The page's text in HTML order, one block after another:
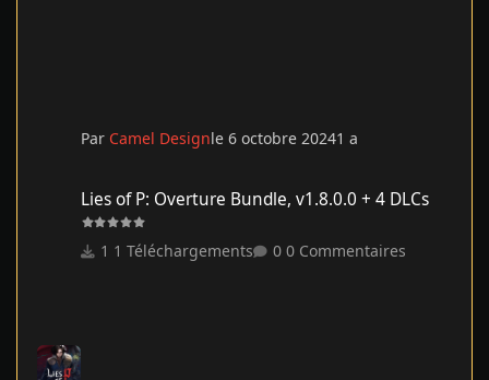
Par Camel Designle 6 octobre 20241 a
Lies of P: Overture Bundle, v1.8.0.0 + 4 DLCs
1 Téléchargements 0 Commentaires